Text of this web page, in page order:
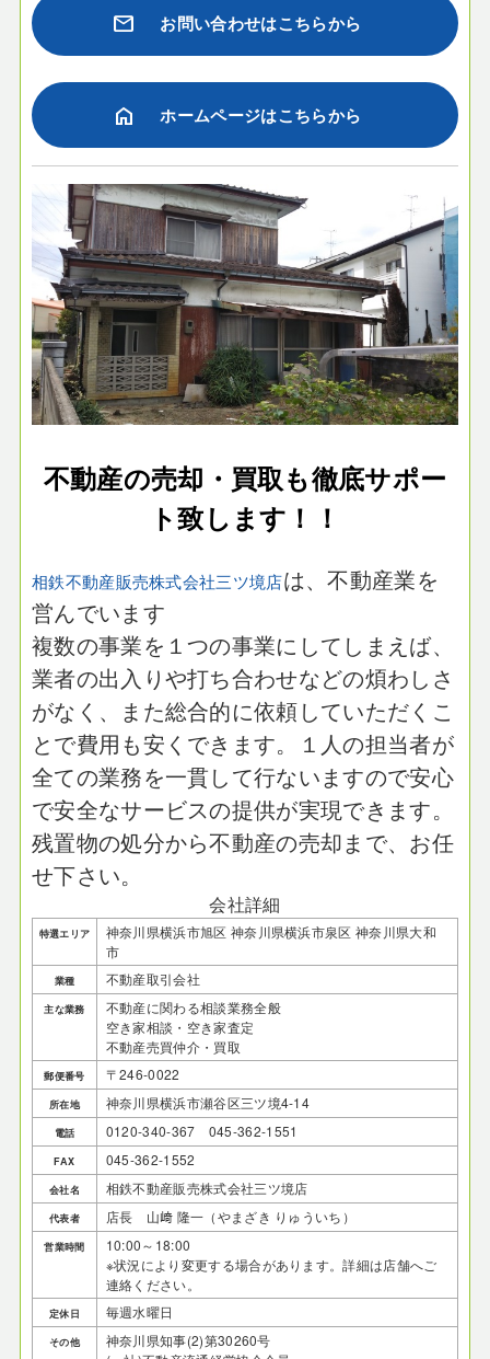
mail お問い合わせはこちらから
home ホームページはこちらから
不動産の売却・買取も徹底サポー
ト致します！！
相鉄不動産販売株式会社三ツ境店は、不動産業を
営んでいます
複数の事業を１つの事業にしてしまえば、
業者の出入りや打ち合わせなどの煩わしさ
がなく、また総合的に依頼していただくこ
とで費用も安くできます。１人の担当者が
全ての業務を一貫して行ないますので安心
で安全なサービスの提供が実現できます。
残置物の処分から不動産の売却まで、お任
せ下さい。
会社詳細
特選エリア
神奈川県横浜市旭区 神奈川県横浜市泉区 神奈川県大和
市
業種 不動産取引会社
主な業務
不動産に関わる相談業務全般
空き家相談・空き家査定
不動産売買仲介・買取
郵便番号 〒246-0022
所在地 神奈川県横浜市瀬谷区三ツ境4-14
電話 0120-340-367 045-362-1551
FAX 045-362-1552
会社名 相鉄不動産販売株式会社三ツ境店
代表者 店長 山﨑 隆一（やまざき りゅういち）
営業時間
10:00～18:00
※状況により変更する場合があります。詳細は店舗へご
連絡ください。
定休日 毎週水曜日
その他
神奈川県知事(2)第30260号